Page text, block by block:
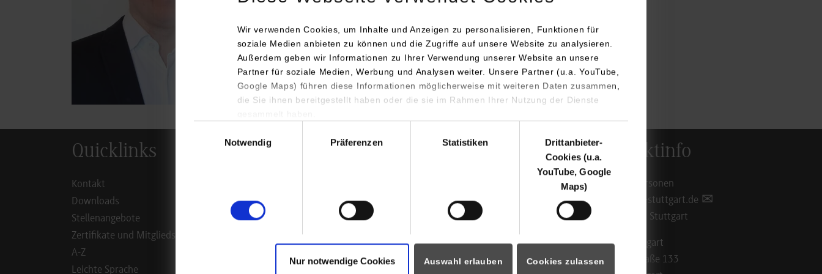
Wir verwenden Cookies, um Inhalte und Anzeigen zu personalisieren, Funktionen für
soziale Medien anbieten zu können und die Zugriffe auf unsere Website zu analysieren.
Außerdem geben wir Informationen zu Ihrer Verwendung unserer Website an unsere
Partner für soziale Medien, Werbung und Analysen weiter. Unsere Partner (u.a. YouTube,
Google Maps) führen diese Informationen möglicherweise mit weiteren Daten zusammen,
die Sie ihnen bereitgestellt haben oder die sie im Rahmen Ihrer Nutzung der Dienste
Notwendig
Präferenzen Statistiken
Drittanbieter-
Cookies (u.a.
YouTube, Google
Maps)
Nur notwendige Cookies Auswahl erlauben Cookies zulassen
0711/1849-856
Quicklinks
Kontakt
Downloads
Stellenangebote
Zertifikate und Mitgliedschaften
A-Z
Leichte Sprache
Informationen für
Studierende
Duale Partner
Dual Dozierende
Portale
moodle
Kontaktinfo
Ansprechpersonen
info@dhbw-stuttgart.de
Standorte in Stuttgart
DHBW Stuttgart
Rotebühlstraße 133